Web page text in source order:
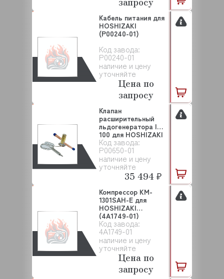
Код завода:
P00240-01
наличие и цену
уточняйте
Кабель питания для
HOSHIZAKI
(P00240-01)
Цена по
запросу
Код завода:
P00650-01
наличие и цену
уточняйте
Клапан
расширительный
льдогенератора IM-
100 для HOSHIZAKI
(P00650...
35 494 ₽
Код завода:
4A1749-01
наличие и цену
уточняйте
Компрессор KM-
1301SAH-E для
HOSHIZAKI
(4A1749-01)
Цена по
запросу